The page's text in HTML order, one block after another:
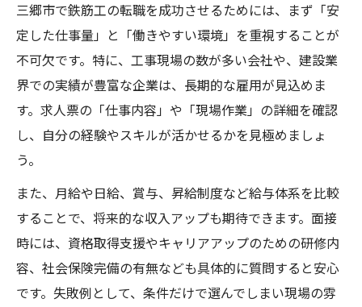
三郷市で鉄筋工の転職を成功させるためには、まず「安
定した仕事量」と「働きやすい環境」を重視することが
不可欠です。特に、工事現場の数が多い会社や、建設業
界での実績が豊富な企業は、長期的な雇用が見込めま
す。求人票の「仕事内容」や「現場作業」の詳細を確認
し、自分の経験やスキルが活かせるかを見極めましょ
う。
また、月給や日給、賞与、昇給制度など給与体系を比較
することで、将来的な収入アップも期待できます。面接
時には、資格取得支援やキャリアアップのための研修内
容、社会保険完備の有無なども具体的に質問すると安心
です。失敗例として、条件だけで選んでしまい現場の雰